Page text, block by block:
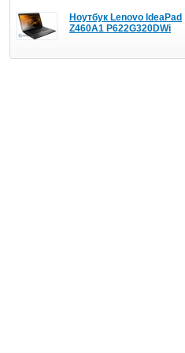
Ноутбук Lenovo IdeaPad
Z460A1 P622G320DWi